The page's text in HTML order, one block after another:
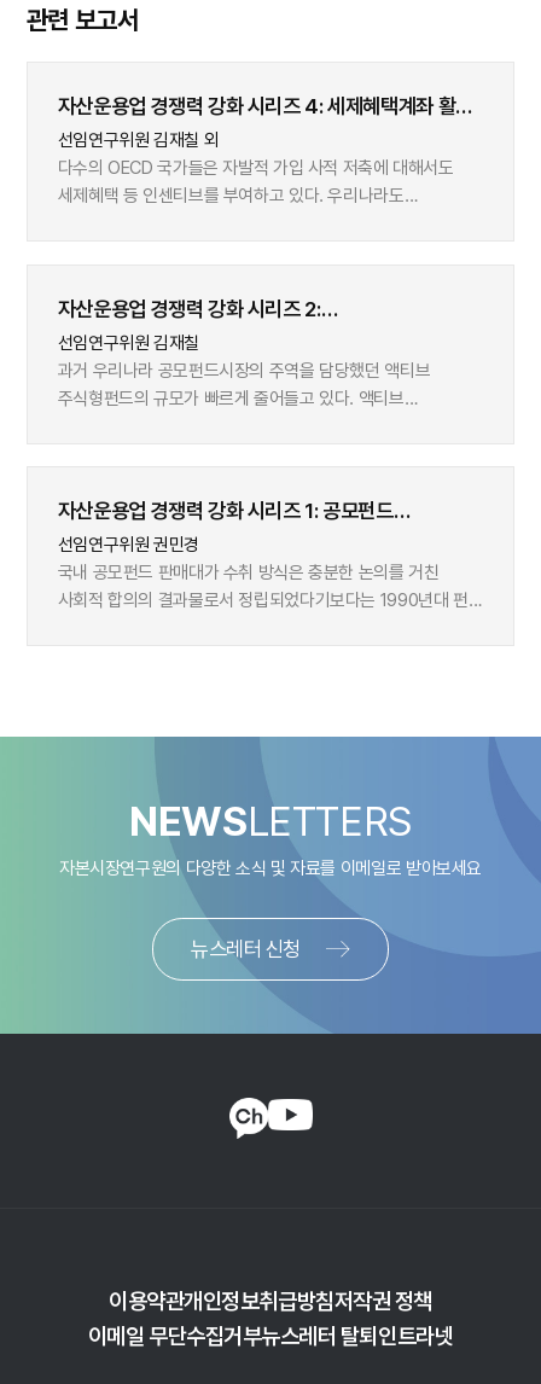
관련 보고서
자산운용업 경쟁력 강화 시리즈 4: 세제혜택계좌 활용
확산과 자산운용사의 대응 과제
선임연구위원 김재칠 외
다수의 OECD 국가들은 자발적 가입 사적 저축에 대해서도
세제혜택 등 인센티브를 부여하고 있다. 우리나라도
넘어오며 빠르게 늘어나고 있다. 동일한 금액을 일반 과세계좌,
연금저축계좌, IRP, ISA에 40년간 저축했을 때 적립자산
규모에 어떤 차이가 있는지 분석한 결과 다음과 같은 특징이
나타났다. 우선 세제혜택계좌는 일반 과세계좌 대비 자산적립
가지 채널을 통해 증폭된다. 첫째, 저축 납입시점의 세액공제
규모가 크면, 시간이 지나면서 적립액 증폭 효과로 나타나는데,
이로 인해 세제혜택계좌간에도 최종 적립규모에 차이가 난다.
길어질수록 증폭된다. 셋째, 낮은 연금소득세율의 효과로 인해
세제혜택계좌의 인출시 적립자산의 축소가 크지 않다.
세제혜택계좌의 유용성으로 인해 향후 가입자와 적립액 증가가
나타나고 있는데, 향후 금융투자소득세가 도입되면 최소한
신규저축에 대해서는 실적배당형자산의 배분 비중이 지금보다
더 커질 것으로 예상된다. 자산운용사들의 입장에서는
목표시장이 커지는 긍정적 효과가 기대되는 반면, 계좌를 직접
판매할 수 없는 이유로 인해 판매채널 종속화가 더 심해질 수도
있다. 세제혜택계좌의 장기적이고 체계적인 투자성격을 고려해
맞춤형 자산배분 서비스의 본격적인 준비가 필요하다. 저비용
상품의 혁신과 원활한 공급 역시 중요하다. 장기적으로는 대형
자산운용사를 중심으로 세제혜택계좌를 직접 판매하고 맞춤형
자산운용 서비스 및 상품을 제공하는 방향으로의 업무범위
자산운용업 경쟁력 강화 시리즈 2:
공모주식형펀드시장의 변화와 자산운용사의 대응
선임연구위원 김재칠
과거 우리나라 공모펀드시장의 주역을 담당했던 액티브
주식형펀드의 규모가 빠르게 줄어들고 있다. 액티브
시점이다. 펀드 단위 데이터로 분석한 결과 액티브
주식형펀드의 운용성과는 평균적으로 벤치마크 수익률을
넘어서기 어려웠다. 2012년 이후 이러한 양상이 더 명확하게
나타났다. 따라서 부진한 운용성과가 액티브 주식형펀드
그러나 2012년 이후로는 우수한 운용성과를 올린 액티브
영향을 미친것으로 보인다. 수요자 측면에서의 구조적 변화는
대체투자펀드 수요 확대 등의 변화를 꼽을 수 있다. 공급자
측면의 변화, 즉 새롭게 부상하는 시장으로의 자산운용사
목표시장 이동도 시장의 구조적 변화로 볼 수 있다. 몇 가지
지표 추정을 통해 액티브 주식형펀드 운용성과 제고와
운용자산 확보를 위한 자산운용사들의 대응 노력을 측정해 본
결과, 시장침체를 타개하기 위한 적극적인 움직임이 포착되지
않았다. 이러한 현상은 ETF, 사모펀드, 투자일임 등 새로운
시장에 집중할 수 있는 여력이 상대적으로 더 큰 대형사들에서
두드러지게 나타났다. 액티브 주식형펀드의 운용성과를
제고하더라도 운용자산 유출을 피할 수 없다는 현실적인
강력한 리서치 기능과 현장 탐방에 기반한 기업분석은
액티브펀드의 운용성과를 제고하는데 있어서 여전히 중요하다.
필요하다.
자산운용업 경쟁력 강화 시리즈 1: 공모펀드
판매대가에 대한 고찰과 시사점
선임연구위원 권민경
국내 공모펀드 판매대가 수취 방식은 충분한 논의를 거친
사회적 합의의 결과물로서 정립되었다기보다는 1990년대 펀드
운용보수율보다 높게 책정된다는 특수성을 가진다. 이러한
간 이해상충 문제를 꼽을 수 있으며 이는 더 나아가
판매보수율의 상향 평준화, 저비용펀드 상품의 경쟁력 부재 등
다른 문제들을 일으키기도 한다. 그 밖에도 판매사 간 경쟁
제한, 서비스와 비용 사이의 불일치 등의 현상이 국내 공모펀드
산업 성장을 저해하고 있다. 국내 판매시장의 문제를 해결하는
방안은 다음과 같다. 첫째, 판매사가 판매보수를 펀드 재산이
아닌 고객으로부터 직접 수취토록 하는 것이다. 이러한
해결책은 영국, 네덜란드, 호주 등 몇몇 국가에서 이미 시행되고
있으며 고객과 판매사 간 이해상충 문제를 해결하는데 특히
비용의 언번들링을 통해 판매 서비스와 비용 간의 시점 일치를
이루는 것이다. 서비스 속성에 부합하도록 서비스-비용 간
NEWSLETTERS
자본시장연구원의 다양한 소식 및 자료를 이메일로 받아보세요
뉴스레터 신청
이용약관개인정보취급방침저작권 정책
이메일 무단수집거부뉴스레터 탈퇴 인트라넷